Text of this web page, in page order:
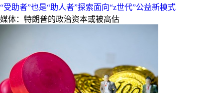
“受助者”也是“助人者”探索面向“z世代”公益新模式
媒体：特朗普的政治资本或被高估